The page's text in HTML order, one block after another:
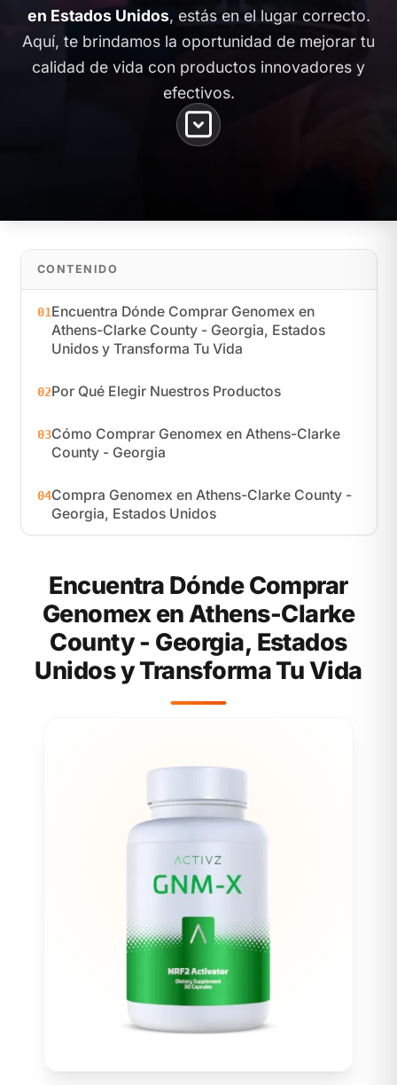
en Estados Unidos, estás en el lugar correcto.
Aquí, te brindamos la oportunidad de mejorar tu
calidad de vida con productos innovadores y
efectivos.
CONTENIDO
01Encuentra Dónde Comprar Genomex en
Athens-Clarke County - Georgia, Estados
Unidos y Transforma Tu Vida
02Por Qué Elegir Nuestros Productos
03Cómo Comprar Genomex en Athens-Clarke
County - Georgia
04Compra Genomex en Athens-Clarke County -
Georgia, Estados Unidos
Encuentra Dónde Comprar
Genomex en Athens-Clarke
County - Georgia, Estados
Unidos y Transforma Tu Vida